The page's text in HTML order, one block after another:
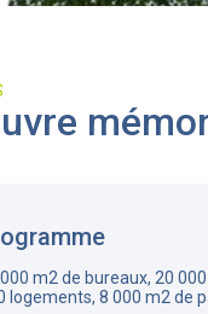
m2 de bureaux, 20
logements, 8 000 m2 de